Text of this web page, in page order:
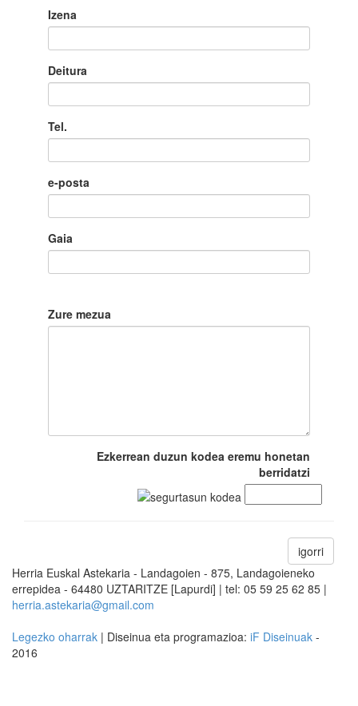
Izena
Deitura
Tel.
e-posta
Gaia
Zure mezua
Ezkerrean duzun kodea eremu honetan
berridatzi
igorri
Herria Euskal Astekaria - Landagoien - 875, Landagoieneko
errepidea - 64480 UZTARITZE [Lapurdi] | tel: 05 59 25 62 85 |
herria.astekaria@gmail.com
Legezko oharrak | Diseinua eta programazioa: iF Diseinuak -
2016